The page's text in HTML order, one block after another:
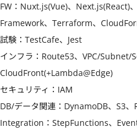
FW：Nuxt.js(Vue)、Next.js(React)
Framework、Terraform、
試験：TestCafe、Jest
インフラ：Route53、VPC/Subnet/
CloudFront(+Lambda@Edge)
セキュリティ：IAM
DB/データ関連：DynamoDB、S3、
Integration：StepFunctions、